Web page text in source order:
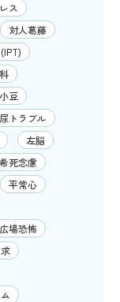
ス
対人葛藤
小豆
尿トラブル
左脳
希死念慮
平常心
広場恐怖